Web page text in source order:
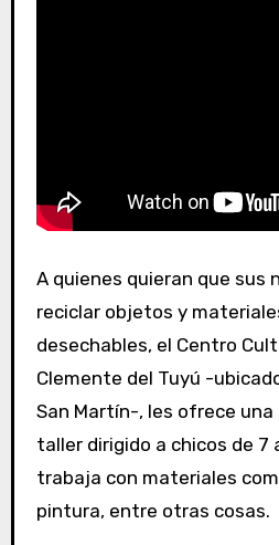
A quienes quieran que sus niños aprendan a
reciclar objetos y
desechables, el Centro
Clemente del Tuyú -
San Martín-, les ofrece una
taller dirigido a chicos de 7
trabaja con materiales
pintura, entre otras cosas.